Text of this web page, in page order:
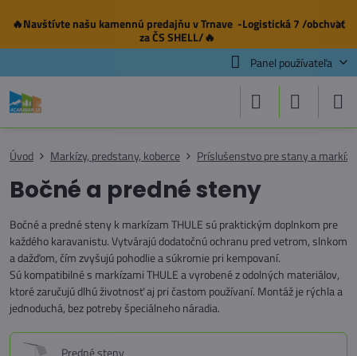
✕
🔥Navštívte našu kamennú predajňuv Trnave -Logistická 7 /obchvat
za ČS SHELL/🔥
Panel používateľa
Úvod Markízy, predstany, koberce Príslušenstvo pre stany a markízy
Bočné a predné steny
Bočné a predné steny k markízam THULE sú praktickým doplnkom pre
každého karavanistu. Vytvárajú dodatočnú ochranu pred vetrom, slnkom
a dažďom, čím zvyšujú pohodlie a súkromie pri kempovaní.
Sú kompatibilné s markízami THULE a vyrobené z odolných materiálov,
ktoré zaručujú dlhú životnosť aj pri častom používaní. Montáž je rýchla a
jednoduchá, bez potreby špeciálneho náradia.
Predné steny